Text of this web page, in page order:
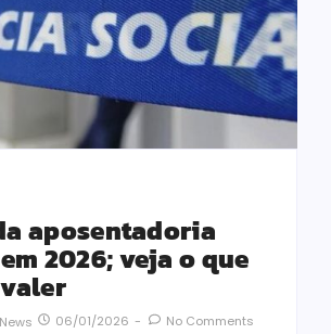
aposentadoria
2026; veja o que
06/01/2026 - No Comments